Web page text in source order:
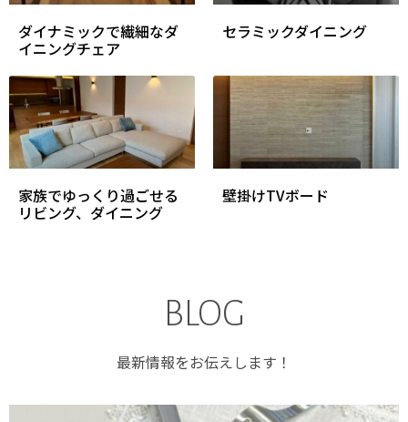
ダイナミックで繊細なダ
イニングチェア
セラミックダイニング
家族でゆっくり過ごせる
リビング、ダイニング
壁掛けTVボード
BLOG
最新情報をお伝えします！